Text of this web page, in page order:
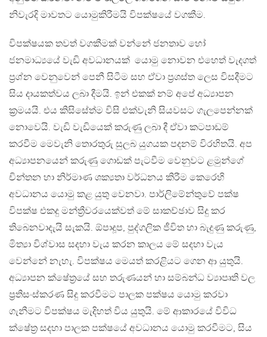
නිවැරදි මාවතට යොමුකිරීමයි විපක්ෂයේ වගකීම.
විපක්ෂයක තවත් වගකීමක් වන්නේ ජනතාව හෝ
ජනමාධ්‍යයේ වැඩි අවධානයක් යොමු නොවන එහෙත් වැදගත්
ප්‍රශ්න වෙනුවෙන් පෙනී සිටීම සහ ඒවා ප්‍රශස්ත ලෙස විසදීමට
සිය දායකත්වය ලබා දීමයි. ඉන් එකක් නම් අපේ අධ්‍යාපන
ක්‍රමයයි. එය කිසිසේත්ම විසි එක්වැනි සියවසට ගැලපෙන්නක්
නොවෙයි. වැඩි වැඩියෙක් කරුණු ලබා දී ඒවා කටපාඩම්
කරවීම මෙවැනි තොරතුරු සුලබ යුගයක පදනම් විරහිතයි. අප
අධ්‍යාපනයෙන් කරුණු ගොඩක් පැටවීම වෙනුවට ළමුන්ගේ
චින්තන හා නිර්මාණ ශක්‍යතා වර්ධනය කිරීම කෙරෙහි
අවධානය යොමු කළ යුතු වෙනවා. පාර්ලිමේන්තුවේ පක්ෂ
විපක්ෂ එකදු මන්ත්‍රීවරයෙක්වත් මේ සාකච්ඡාව සිදු කර
තිබෙනවාදැයි සැකයි. ඕපාදූප, පුද්ගලික ජීවිත හා බැදුණු කරුණු,
මිත්‍යා විශ්වාස සදහා වැය කරන කාලය මේ සදහා වැය
වෙන්නේ නැහැ. විපක්ෂය මෙයත් කරළියට ගෙන ආ යුතුයි.
අධ්‍යාපන ක්ෂේත්‍රයේ සහ තරුණයන් හා සම්බන්ධ ව්‍යාපෘති වල
ප්‍රතිසංස්කරණ සිදු කරවීමට පාලක පක්ෂය යොමු කරවා
ගැනීමට විපක්ෂය මැදිහත් විය යුතුයි. මේ ආකාරයේ විවිධ
ක්ෂේත්‍ර සදහා පාලක පක්ෂයේ අවධානය යොමු කරවීමට, සිය